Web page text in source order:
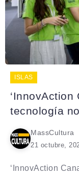
ISLAS
‘InnovAction
tecnología
MassCultura
21 octubre,
‘InnovAction